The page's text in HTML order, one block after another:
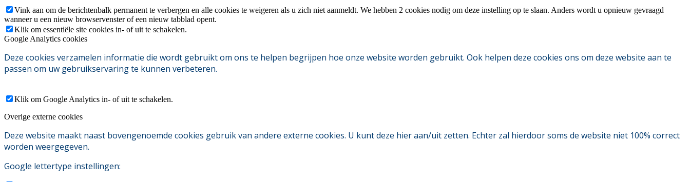
Vink aan om de berichtenbalk permanent te verbergen en alle cookies te weigeren als u zich niet aanmeldt. We hebben 2 cookies nodig om deze instelling op te slaan. Anders wordt u opnieuw gevraagd
wanneer u een nieuw browservenster of een nieuw tabblad opent.
Klik om essentiële site cookies in- of uit te schakelen.
Google Analytics cookies
Deze cookies verzamelen informatie die wordt gebruikt om ons te helpen begrijpen hoe onze website worden gebruikt. Ook helpen deze cookies ons om deze website aan te
passen om uw gebruikservaring te kunnen verbeteren.
Klik om Google Analytics in- of uit te schakelen.
Overige externe cookies
Deze website maakt naast bovengenoemde cookies gebruik van andere externe cookies. U kunt deze hier aan/uit zetten. Echter zal hierdoor soms de website niet 100% correct
worden weergegeven.
Google lettertype instellingen: